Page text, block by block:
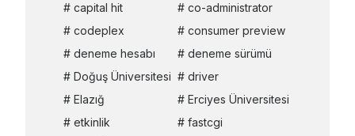
capital hit
co-administrator
codeplex
consumer preview
deneme hesabı
deneme sürümü
Doğuş Üniversitesi
driver
Elazığ
Erciyes Üniversitesi
etkinlik
fastcgi